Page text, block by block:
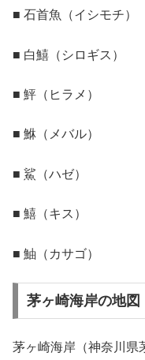
■ 石首魚（イシモチ）
■ 白鱚（シロギス）
■ 鮃（ヒラメ）
■ 鮴（メバル）
■ 鯊（ハゼ）
■ 鱚（キス）
■ 鮋（カサゴ）
茅ヶ崎海岸の地図
茅ヶ崎海岸（神奈川県